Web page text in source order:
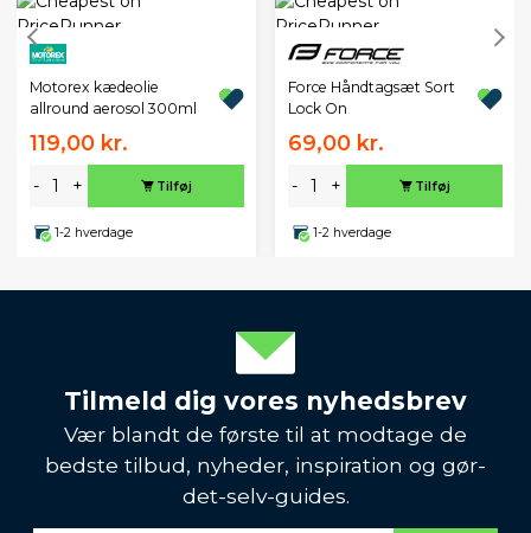
Motorex kædeolie
allround aerosol 300ml
119,00 kr.
- + Tilføj
1-2 hverdage
Force Håndtagsæt Sort
Lock On
69,00 kr.
- + Tilføj
1-2 hverdage
Tilmeld dig vores nyhedsbrev
Vær blandt de første til at modtage de
bedste tilbud, nyheder, inspiration og gør-
det-selv-guides.